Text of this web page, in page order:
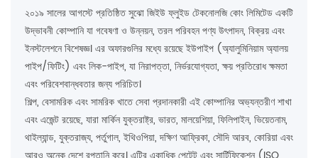
২০১৯ সালের আগস্টে প্রতিষ্ঠিত সুঝো জিইউ ফ্লুইড টেকনোলজি কোং লিমিটেড একটি
উদ্ভাবনী কোম্পানি যা গবেষণা ও উন্নয়ন, তরল পরিবহন পণ্য উৎপাদন, বিক্রয় এবং
ইনস্টলেশনে বিশেষজ্ঞ। এর অফারগুলির মধ্যে রয়েছে ইউপাইপ (অ্যালুমিনিয়াম অ্যালয়
পাইপ/ফিটিং) এবং লিক-পাইপ, যা নিরাপত্তা, নির্ভরযোগ্যতা, ক্ষয় প্রতিরোধ ক্ষমতা
এবং পরিবেশবান্ধবতার জন্য পরিচিত।
শিল্প, বেসামরিক এবং সামরিক খাতে সেবা প্রদানকারী এই কোম্পানির অভ্যন্তরীণ শাখা
এবং এজেন্ট রয়েছে, যারা মার্কিন যুক্তরাষ্ট্র, ভারত, মালয়েশিয়া, ফিলিপাইন, ভিয়েতনাম,
থাইল্যান্ড, যুক্তরাজ্য, পর্তুগাল, ইথিওপিয়া, দক্ষিণ আফ্রিকা, সৌদি আরব, কোরিয়া এবং